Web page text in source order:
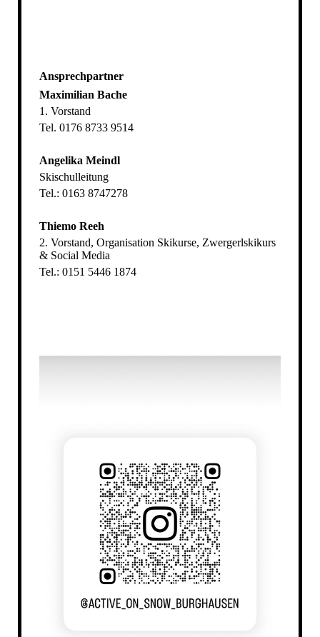
Ansprechpartner
Maximilian Bache
1. Vorstand
Tel. 0176 8733 9514
Angelika Meindl
Skischulleitung
Tel.: 0163 8747278
Thiemo Reeh
2. Vorstand, Organisation Skikurse, Zwergerlskikurs
& Social Media
Tel.: 0151 5446 1874